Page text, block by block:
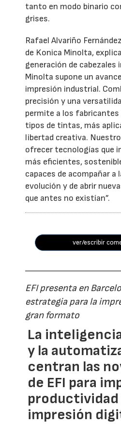
tanto en modo binario
grises.
Rafael Alvariño
de Konica Minolta,
generación de cabezales
Minolta supone un
impresión industrial.
precisión y una
permite a los
tipos de tintas, más
libertad creativa.
ofrecer tecnologías que
más eficientes,
capaces de acompañar a
evolución y de abrir
que antes no existían”.
ver/escribir
EFI presenta en
estrategia para la
gran formato
La
y la
centran las
de EFI para
productividad
impresión